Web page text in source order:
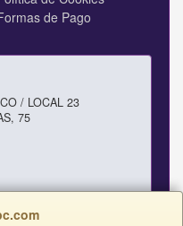
de Pago
/ LOCAL 23
75